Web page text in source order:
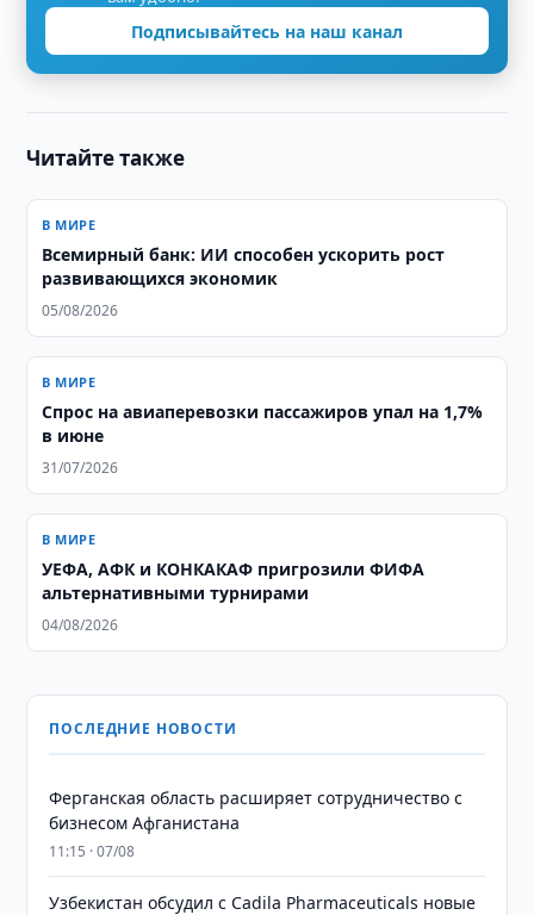
Подписывайтесь на наш канал
Читайте также
В МИРЕ
Всемирный банк: ИИ способен ускорить рост
развивающихся экономик
05/08/2026
В МИРЕ
Спрос на авиаперевозки пассажиров упал на 1,7%
в июне
31/07/2026
В МИРЕ
УЕФА, АФК и КОНКАКАФ пригрозили ФИФА
альтернативными турнирами
04/08/2026
ПОСЛЕДНИЕ НОВОСТИ
Ферганская область расширяет сотрудничество с
бизнесом Афганистана
11:15 · 07/08
Узбекистан обсудил с Cadila Pharmaceuticals новые